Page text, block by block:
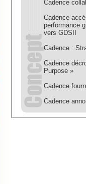
Cadence
Cadence
performance
vers GDSII
Cadence :
Cadence
Purpose »
Cadence
Cadence